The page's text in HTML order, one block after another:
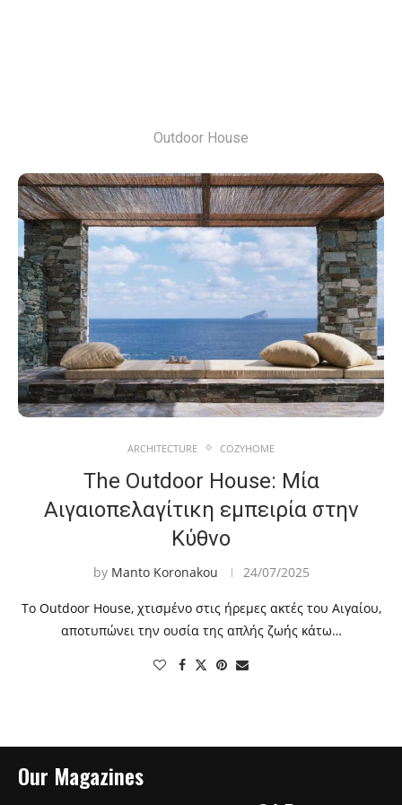
Outdoor House
ARCHITECTURE COZYHOME
Τhe Outdoor House: Μία
Αιγαιοπελαγίτικη εμπειρία στην
Κύθνο
by Manto Koronakou 24/07/2025
Το Outdoor House, χτισμένο στις ήρεμες ακτές του Αιγαίου,
αποτυπώνει την ουσία της απλής ζωής κάτω…
Our Magazines